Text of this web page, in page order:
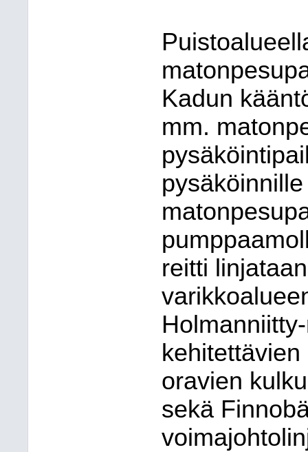
Kadun
mm.
reitti
oravien
sekä